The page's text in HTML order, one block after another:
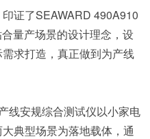
证了SEAWARD 490A910
量产场景的设计理念，设
求打造，真正做到为产线
线安规综合测试仪以小家电
典型场景为落地载体，通